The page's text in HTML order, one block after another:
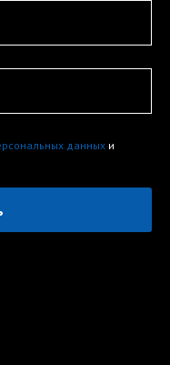
данных и